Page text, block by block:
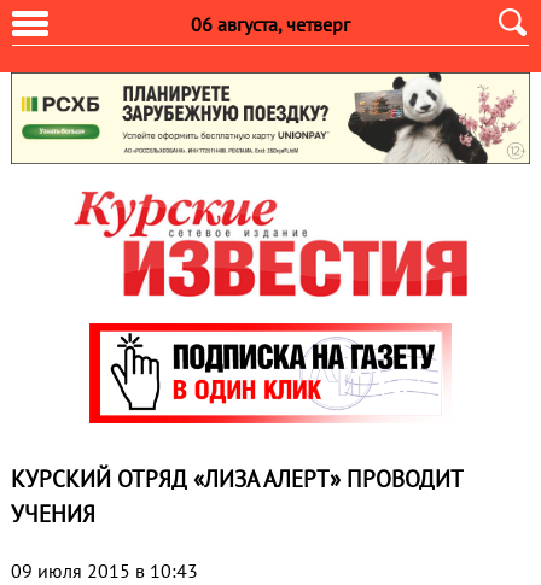
06 августа, четверг
КУРСКИЙ ОТРЯД «ЛИЗА АЛЕРТ» ПРОВОДИТ
УЧЕНИЯ
09 июля 2015 в 10:43